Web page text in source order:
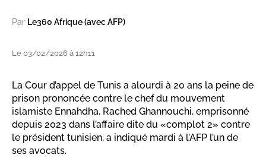
Par Le360 Afrique (avec AFP)
Le 03/02/2026 à 12h11
La Cour d’appel de Tunis a alourdi à 20 ans la peine de
prison prononcée contre le chef du mouvement
islamiste Ennahdha, Rached Ghannouchi, emprisonné
depuis 2023 dans l’affaire dite du «complot 2» contre
le président tunisien, a indiqué mardi à l’AFP l’un de
ses avocats.